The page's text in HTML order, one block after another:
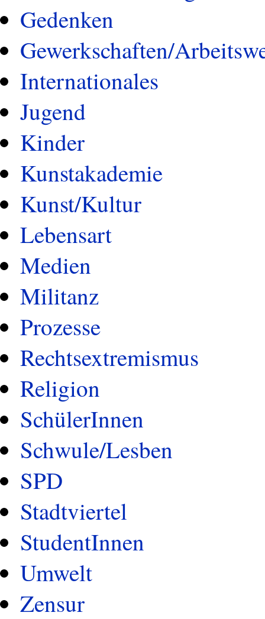
Gedenken
Gewerkschaften/
Internationales
Jugend
Kinder
Kunstakademie
Kunst/Kultur
Lebensart
Medien
Militanz
Prozesse
Rechtsextremismus
Religion
SchülerInnen
Schwule/Lesben
SPD
Stadtviertel
StudentInnen
Umwelt
Zensur